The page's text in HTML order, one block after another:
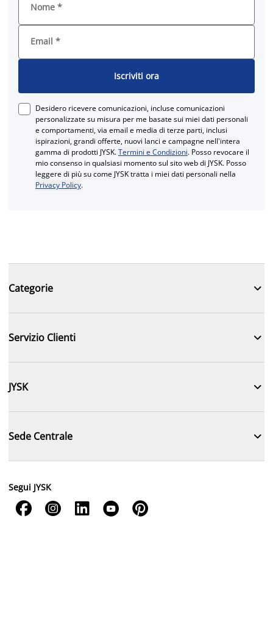
Nome *
Email *
Iscriviti ora
Desidero ricevere comunicazioni, incluse comunicazioni
personalizzate su misura per me basate sui miei dati personali
e comportamenti, via email e media di terze parti, inclusi
ispirazioni, grandi offerte, nuovi lanci e campagne nell'intera
gamma di prodotti JYSK.Termini e Condizioni. Posso revocare il
mio consenso in qualsiasi momento sul sito web di JYSK. Posso
leggere di più su come JYSK tratta i miei dati personali nella
Privacy Policy.
Categorie 
Servizio Clienti 
JYSK 
Sede Centrale 
Segui JYSK
    